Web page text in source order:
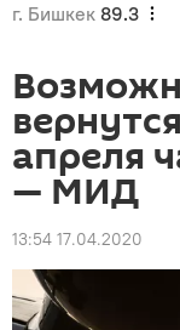
г. Бишкек 89.3
апреля
— МИД
13:54 17.04.2020